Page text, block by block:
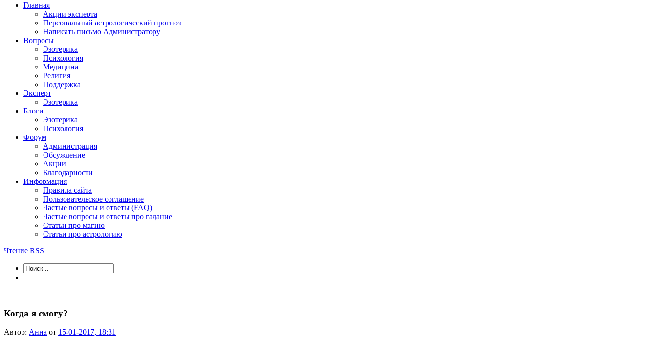
Главная
Акции эксперта
Персональный астрологический прогноз
Написать письмо Администратору
Вопросы
Эзотерика
Психология
Медицина
Религия
Поддержка
Эксперт
Эзотерика
Блоги
Эзотерика
Психология
Форум
Администрация
Обсуждение
Акции
Благодарности
Информация
Правила сайта
Пользовательское соглашение
Частые вопросы и ответы (FAQ)
Частые вопросы и ответы про гадание
Статьи про магию
Статьи про астрологию
Чтение RSS
Когда я смогу?
Автор: Анна от 15-01-2017, 18:31